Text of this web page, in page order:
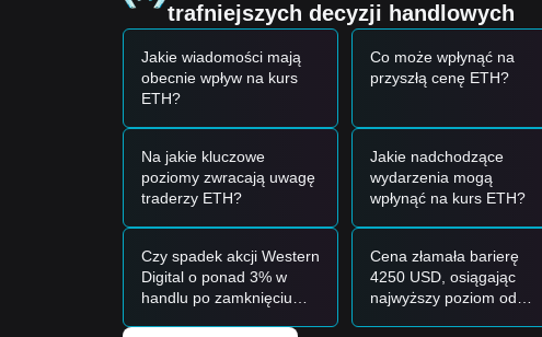
Sentyment makroekonomiczny: Szerszy rynek
prowadzi do ostrożnego pozycjonowania mimo oznak
Sygnały tradingowe
Na podstawie obecnej struktury technicznej i
odniesienie:
do krótkoterminowego zakupu.
• Jeśli cena Ethereum skutecznie przebije powyżej oporu
odwrócenie trendu w kierunku wyższych celów.
Scenariusz ryzyka
popytu makro1 600 USD.
Strategia kupna
trafniejszych decyzji handlowych
Jakie wiadomości mają
obecnie wpływ na kurs
ETH?
Co może wpłynąć na
przyszłą cenę ETH?
Na jakie kluczowe
poziomy zwracają uwagę
traderzy ETH?
Jakie nadchodzące
wydarzenia mogą
wpłynąć na kurs ETH?
Czy spadek akcji Western
Digital o ponad 3% w
handlu po zamknięciu
Cena złamała barierę
4250 USD, osiągając
najwyższy poziom od